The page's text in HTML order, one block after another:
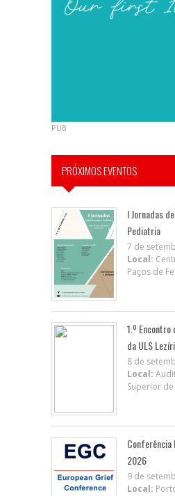
PUB
PRÓXIMOS EVENTOS
I Jornadas
Pediatria
7 de
Local:
Paços de
1.º
da ULS
8 de
Local:
Superior
Conferência
2026
9 de
Local: